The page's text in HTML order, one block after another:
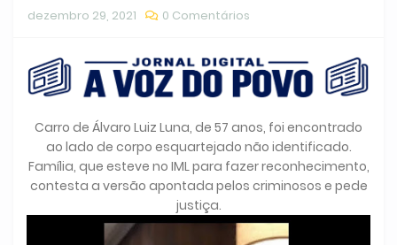
dezembro 29, 2021 0 Comentários
Carro de Álvaro Luiz Luna, de 57 anos, foi encontrado
ao lado de corpo esquartejado não identificado.
Família, que esteve no IML para fazer reconhecimento,
contesta a versão apontada pelos criminosos e pede
justiça.